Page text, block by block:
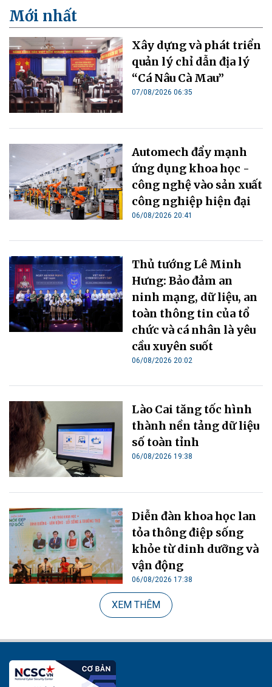
Mới nhất
Xây dựng và phát triển
quản lý chỉ dẫn địa lý
“Cá Nâu Cà Mau”
07/08/2026 06:35
Automech đẩy mạnh
ứng dụng khoa học -
công nghệ vào sản xuất
công nghiệp hiện đại
06/08/2026 20:41
Thủ tướng Lê Minh
Hưng: Bảo đảm an
ninh mạng, dữ liệu, an
toàn thông tin của tổ
chức và cá nhân là yêu
cầu xuyên suốt
06/08/2026 20:02
Lào Cai tăng tốc hình
thành nền tảng dữ liệu
số toàn tỉnh
06/08/2026 19:38
Diễn đàn khoa học lan
tỏa thông điệp sống
khỏe từ dinh dưỡng và
vận động
06/08/2026 17:38
XEM THÊM